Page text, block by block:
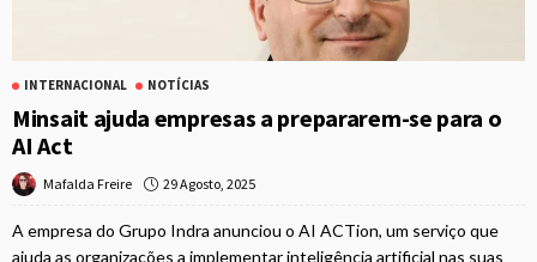
INTERNACIONAL NOTÍCIAS
Minsait ajuda empresas a prepararem-se para o
AI Act
Mafalda Freire 29 Agosto, 2025
A empresa do Grupo Indra anunciou o AI ACTion, um serviço que
ajuda as organizações a implementar inteligência artificial nas suas